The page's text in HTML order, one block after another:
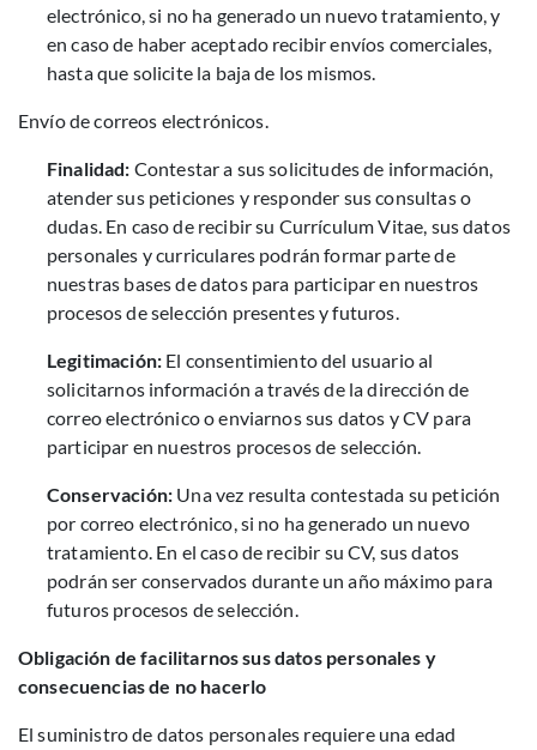
electrónico, si no ha generado un nuevo tratamiento, y
en caso de haber aceptado recibir envíos comerciales,
hasta que solicite la baja de los mismos.
Envío de correos electrónicos.
Finalidad: Contestar a sus solicitudes de información,
atender sus peticiones y responder sus consultas o
dudas. En caso de recibir su Currículum Vitae, sus datos
personales y curriculares podrán formar parte de
nuestras bases de datos para participar en nuestros
procesos de selección presentes y futuros.
Legitimación: El consentimiento del usuario al
solicitarnos información a través de la dirección de
correo electrónico o enviarnos sus datos y CV para
participar en nuestros procesos de selección.
Conservación: Una vez resulta contestada su petición
por correo electrónico, si no ha generado un nuevo
tratamiento. En el caso de recibir su CV, sus datos
podrán ser conservados durante un año máximo para
futuros procesos de selección.
Obligación de facilitarnos sus datos personales y
consecuencias de no hacerlo
El suministro de datos personales requiere una edad